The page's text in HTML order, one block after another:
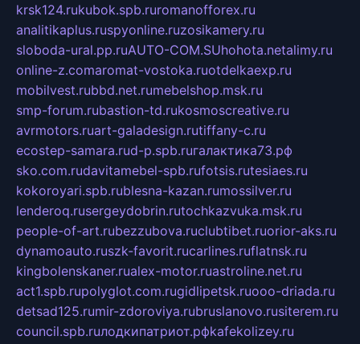
krsk124.rukubok.spb.ruromanofforex.ru
analitikaplus.ruspyonline.ruzosikamery.ru
sloboda-ural.pp.ruAUTO-COM.SUhohota.netalimy.ru
online-z.comaromat-vostoka.ruotdelkaexp.ru
mobilvest.rubbd.net.rumebelshop.msk.ru
smp-forum.rubastion-td.rukosmoscreative.ru
avrmotors.ruart-galadesign.rutiffany-c.ru
ecostep-samara.rud-p.spb.ruгалактика73.рф
sko.com.rudavitamebel-spb.rufotsis.rutesiaes.ru
kokoroyari.spb.rublesna-kazan.rumossilver.ru
lenderoq.rusergeydobrin.rutochkazvuka.msk.ru
people-of-art.rubezzubova.ruclubtibet.ruorior-aks.ru
dynamoauto.ruszk-favorit.rucarlines.ruflatnsk.ru
kingbolenskaner.rualex-motor.ruastroline.net.ru
act1.spb.rupolyglot.com.rugidlipetsk.ruooo-driada.ru
detsad125.rumir-zdoroviya.rubruslanovo.rusiterem.ru
council.spb.ruлодкипатриот.рфkafekolizey.ru